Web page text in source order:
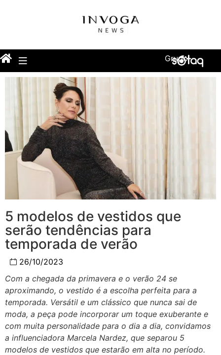
Grupo
5 modelos de vestidos que
serão tendências para
temporada de verão
26/10/2023
Com a chegada da primavera e o verão 24 se
aproximando, o vestido é a escolha perfeita para a
temporada. Versátil e um clássico que nunca sai de
moda, a peça pode incorporar um toque exuberante e
com muita personalidade para o dia a dia, convidamos
a influenciadora Marcela Nardez, que separou 5
modelos de vestidos que estarão em alta no período.